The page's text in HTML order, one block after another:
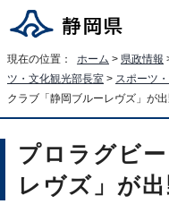
現在の位置： ホーム > 県政情報
ツ・文化観光部長室 > スポーツ
クラブ「静岡ブルーレヴズ」が
プロラグビ
レヴズ」が